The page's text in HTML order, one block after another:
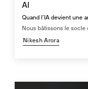
AI
Quand l’IA devient une
Nous bâtissons le socle
Nikesh Arora